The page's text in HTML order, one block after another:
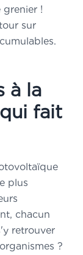
grenier !
sur
à la
fait
plus
chacun
retrouver
?